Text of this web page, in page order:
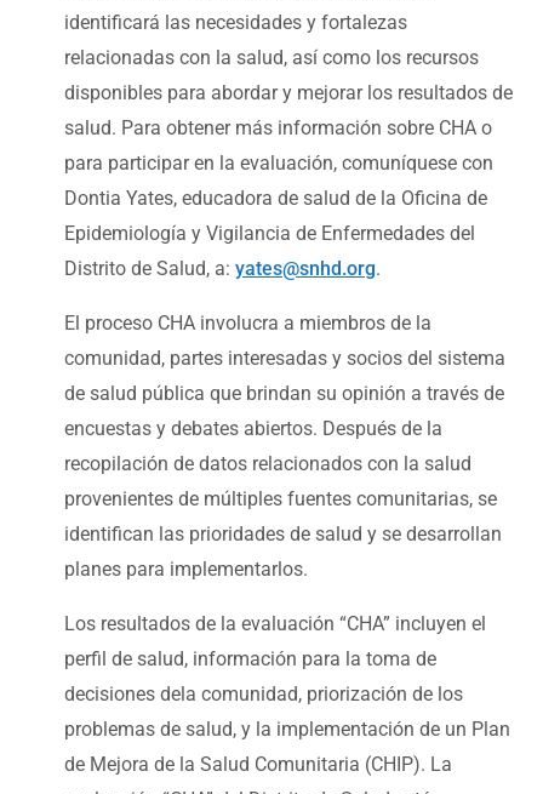
identificará las necesidades y fortalezas
relacionadas con la salud, así como los recursos
disponibles para abordar y mejorar los resultados de
salud. Para obtener más información sobre CHA o
para participar en la evaluación, comuníquese con
Dontia Yates, educadora de salud de la Oficina de
Epidemiología y Vigilancia de Enfermedades del
Distrito de Salud, a: yates@snhd.org.
El proceso CHA involucra a miembros de la
comunidad, partes interesadas y socios del sistema
de salud pública que brindan su opinión a través de
encuestas y debates abiertos. Después de la
recopilación de datos relacionados con la salud
provenientes de múltiples fuentes comunitarias, se
identifican las prioridades de salud y se desarrollan
planes para implementarlos.
Los resultados de la evaluación “CHA” incluyen el
perfil de salud, información para la toma de
decisiones dela comunidad, priorización de los
problemas de salud, y la implementación de un Plan
de Mejora de la Salud Comunitaria (CHIP). La